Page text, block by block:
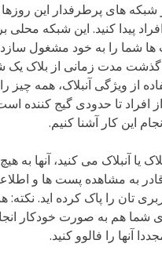
های پرطرفدار این روزها
افراد پیدا کنید. این شبکه
شما را به خود مشغول
از گذشت مدت زمانی از بلاک
از ویژگی آنبلاک، همه چیز
افراد تا حدودی گیج کننده
این کار آشنا کنیم.
یا آنبلاک می کنید، آنها به
به مشاهده پست ها و
را پاک کرده اید. نکته:
شما هم به صورت خودکار
آنها را فالوو کنید.